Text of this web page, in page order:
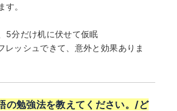
。
5分だけ机に伏せて仮眠
ッシュできて、意外と効果ありま
の勉強法を教えてください。/ど